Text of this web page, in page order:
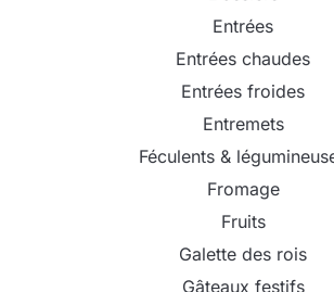
Entrées
Entrées chaudes
Entrées froides
Entremets
Féculents &
Fromage
Fruits
Galette des rois
Gâteaux festifs